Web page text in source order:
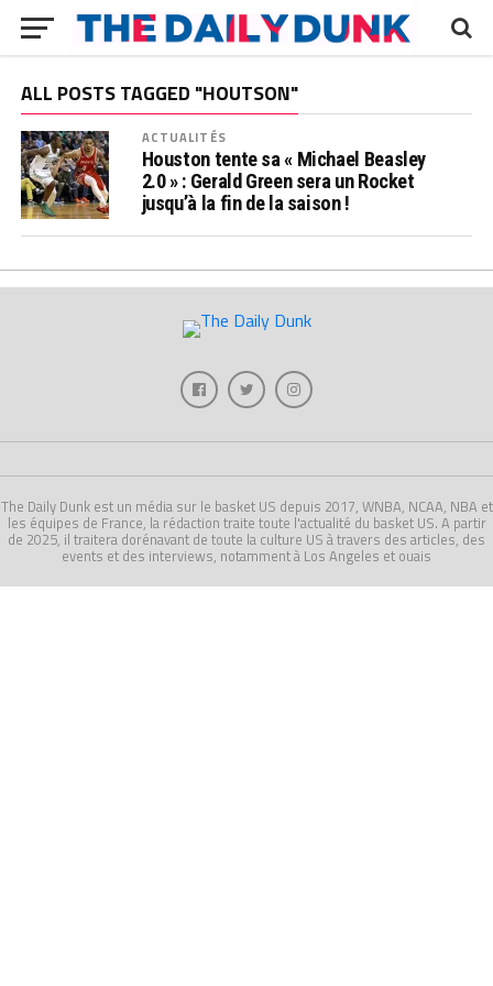
ALL POSTS TAGGED "HOUTSON"
ACTUALITÉS
Houston tente sa « Michael Beasley
2.0 » : Gerald Green sera un Rocket
jusqu’à la fin de la saison !
The Daily Dunk est un média sur le basket US depuis 2017, WNBA, NCAA, NBA et
les équipes de France, la rédaction traite toute l'actualité du basket US. A partir
de 2025, il traitera dorénavant de toute la culture US à travers des articles, des
events et des interviews, notamment à Los Angeles et ouais